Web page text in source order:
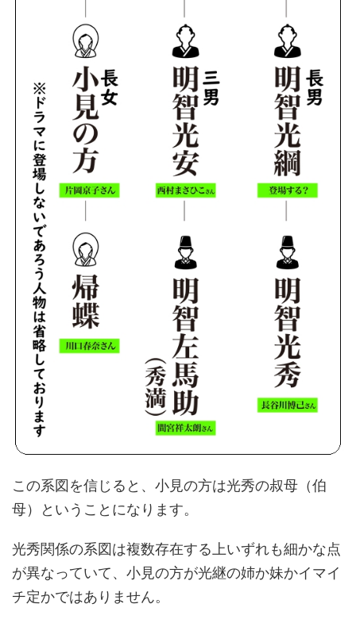
この系図を信じると、小見の方は光秀の叔母（伯
母）ということになります。
光秀関係の系図は複数存在する上いずれも細かな点
が異なっていて、小見の方が光継の姉か妹かイマイ
チ定かではありません。